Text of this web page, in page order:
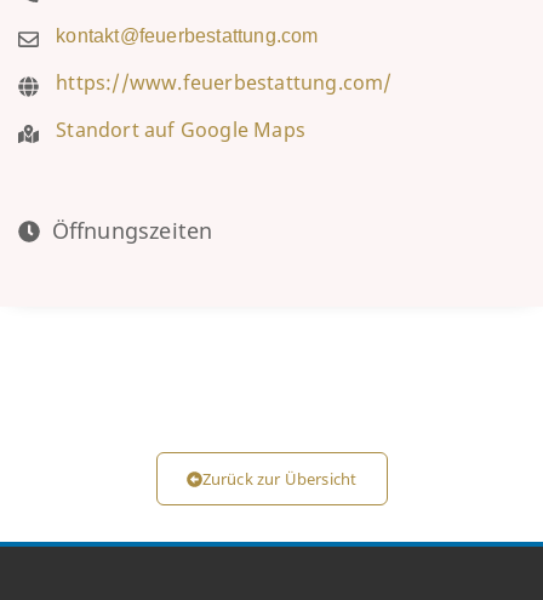
kontakt@feuerbestattung.com
https://www.feuerbestattung.com/
Standort auf Google Maps
Öffnungszeiten
Zurück zur Übersicht